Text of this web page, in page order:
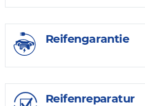
Reifengarantie
Reifenreparatur